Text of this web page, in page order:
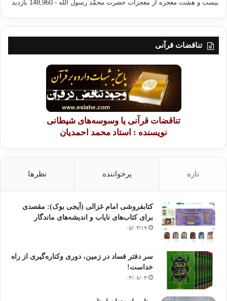
بیست و هشت معجزه از معجزات حضرت محمّد رسول الله - 148,960 بازدید
تناقضات قرآنی
تناقضات قرآنی یا وسوسه‌های شیطانی
نویسنده : استاد محمد احمدیان
تازه پرخواننده نظرها
کتابفروشی امام غزالی (آیجی بوک): مقصدی
برای کتاب‌های نایاب و اندیشه‌های ماندگار
۰۵/۰۳/۱۹
سر دفتر فساد در زمین‌، دوری وکناره‌گیری از راه
خداست‌!
۰۴/۰۸/۰۳